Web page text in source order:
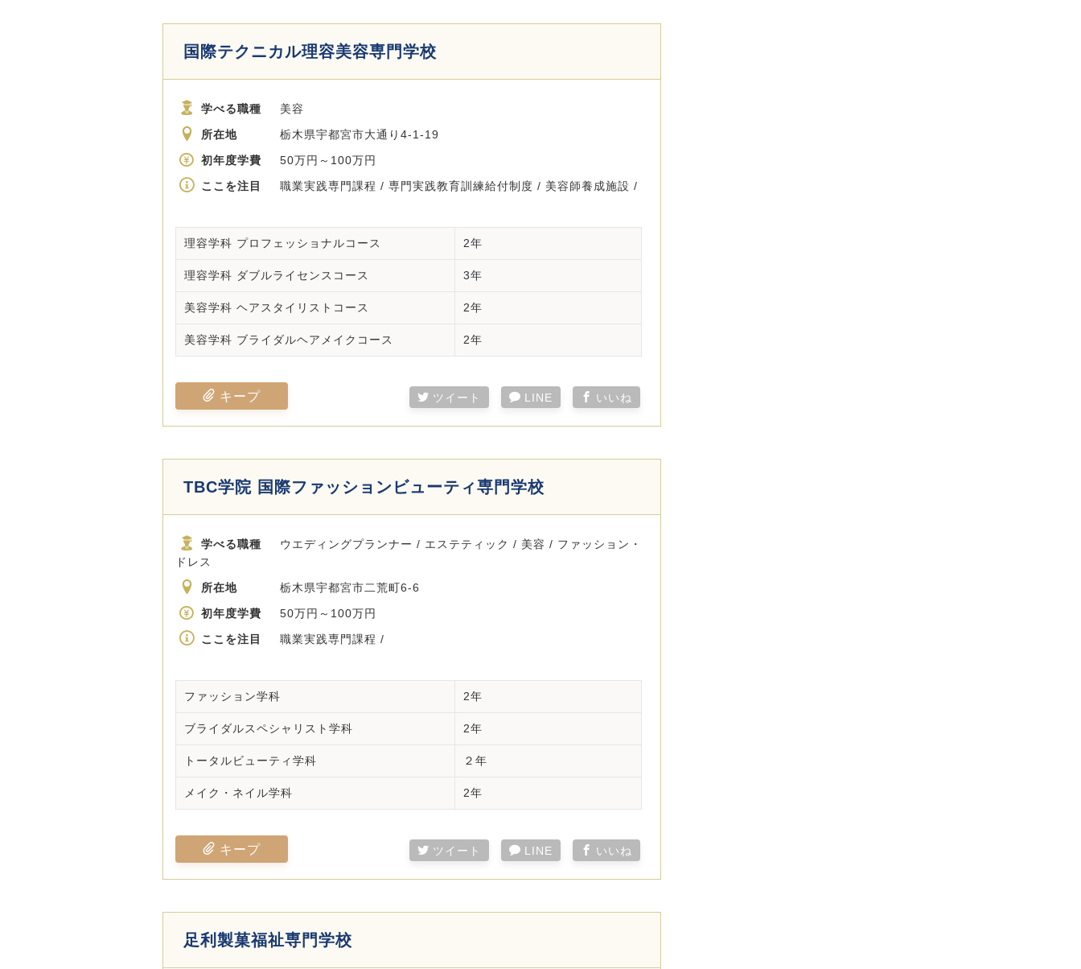
国際テクニカル理容美容専門学校
学べる職種
美容
所在地
栃木県宇都宮市大通り4-1-19
初年度学費
50万円～100万円
ここを注目
職業実践専門課程 / 専門実践教育訓練給付制度 / 美容師養成施設 /
理容学科 プロフェッショナルコース 2年
理容学科 ダブルライセンスコース 3年
美容学科 ヘアスタイリストコース 2年
美容学科 ブライダルヘアメイクコース 2年
キープ ツイート LINE いいね
TBC学院 国際ファッションビューティ専門学校
学べる職種
ウエディングプランナー / エステティック / 美容 / ファッション・
ドレス
所在地
栃木県宇都宮市二荒町6-6
初年度学費
50万円～100万円
ここを注目
職業実践専門課程 /
ファッション学科 2年
ブライダルスペシャリスト学科 2年
トータルビューティ学科 ２年
メイク・ネイル学科 2年
キープ ツイート LINE いいね
足利製菓福祉専門学校